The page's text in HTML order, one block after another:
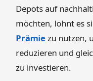
Depots auf
möchten, lohnt es
Prämiezu nutzen,
reduzieren und
zu investieren.